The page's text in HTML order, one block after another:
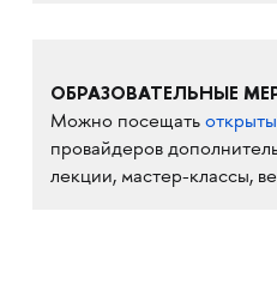
ОБРАЗОВАТЕЛЬНЫЕ
Можно посещать
провайдеров
лекции, мастер-классы,